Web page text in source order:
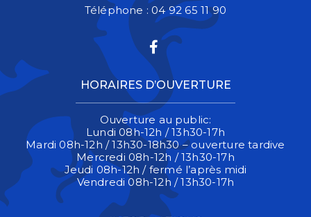
Téléphone :04 92 65 11 90
Lien vers le compte
HORAIRES D’OUVERTURE
Ouverture au public:
Lundi 08h-12h / 13h30-17h
Mardi 08h-12h / 13h30-18h30 – ouverture tardive
Mercredi 08h-12h / 13h30-17h
Jeudi 08h-12h / fermé l’après midi
Vendredi 08h-12h / 13h30-17h